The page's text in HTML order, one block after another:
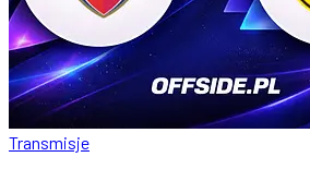
Transmisje